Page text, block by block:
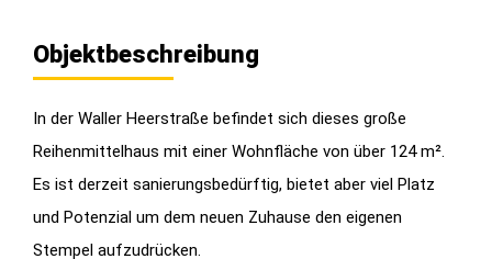
Objektbeschreibung
In der Waller Heerstraße befindet sich dieses große
Reihenmittelhaus mit einer Wohnfläche von über 124 m².
Es ist derzeit sanierungsbedürftig, bietet aber viel Platz
und Potenzial um dem neuen Zuhause den eigenen
Stempel aufzudrücken.